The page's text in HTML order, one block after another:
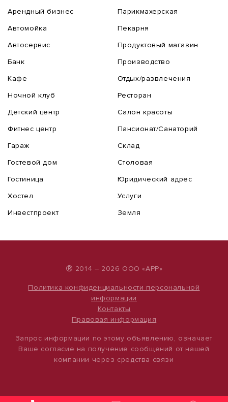
Арендный бизнес
Автомойка
Автосервис
Банк
Кафе
Ночной клуб
Детский центр
Фитнес центр
Гараж
Гостевой дом
Гостиница
Хостел
Инвестпроект
Парикмахерская
Пекарня
Продуктовый магазин
Производство
Отдых/развлечения
Ресторан
Салон красоты
Пансионат/Санаторий
Склад
Столовая
Юридический адрес
Услуги
Земля
® 2014 – 2026 ООО «АРР»
Политика конфиденциальности персональной
информации
Контакты
Правовая информация
Запрос информации по этому объявлению, означает
Ваше согласие на получение сообщений от нашей
компании через средства связи